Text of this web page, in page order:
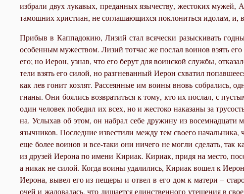
из­бра­ли двух лу­ка­вых, пре­дан­ных язы­че­ству, же­сто­ких
та­мош­них хри­сти­ан, не со­гла­ша­ю­щих­ся по­кло­нить­ся идо­лам,
При­быв в Кап­па­до­кию, Ли­зий стал вся­че­ски разыс­ки­вать
осо­бен­ным му­же­ством. Ли­зий тот­час же по­слал во­и­нов взять
его; но Иерон, узнав, что его бе­рут для во­ин­ской служ­бы,
те­ли взять его си­лой, но раз­гне­ван­ный Иерон схва­тил
как лев го­нит коз­лят. Рас­се­ян­ные им во­и­ны вновь со­бра­лись,
гна­ны. Они бо­я­лись воз­вра­тить­ся к то­му, кто их по­слал, с
один че­ло­век по­бе­дил их всех, но и же­сто­ко на­ка­за­ны за
на. Услы­хав об этом, он на­брал се­бе дру­жи­ну из
языч­ни­ков. По­след­ние из­ве­сти­ли меж­ду тем сво­е­го
еще бо­лее во­и­нов и все-та­ки они ни­че­го не мог­ли сде­лать, так
из дру­зей Иеро­на по име­ни Ки­ри­ак. Ки­ри­ак, при­дя на ме­сто,
а ни­как не си­лой. Ко­гда во­и­ны уда­ли­лись, Ки­ри­ак во­шел к
Иеро­на, вы­вел его из пе­ще­ры и от­вел в его дом к ма­те­ри –
очей и жа­ло­ва­лась, что ли­ша­ет­ся един­ствен­но­го уте­ше­ния в